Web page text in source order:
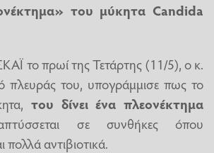
του μύκητα Candida
το πρωί της Τετάρτης (11/5), ο κ.
πλευράς του, υπογράμμισε πως το
του δίνει ένα πλεονέκτημα
σε συνθήκες όπου
πολλά αντιβιοτικά.